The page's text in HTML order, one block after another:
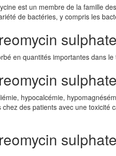
est un membre de la famille
de bactéries, y compris les
en quantités importantes dans
hypocalcémie,
chez des patients avec une toxicité